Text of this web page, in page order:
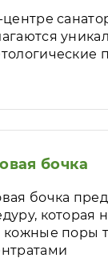
центре
бочка
бочка
которая
кожные поры